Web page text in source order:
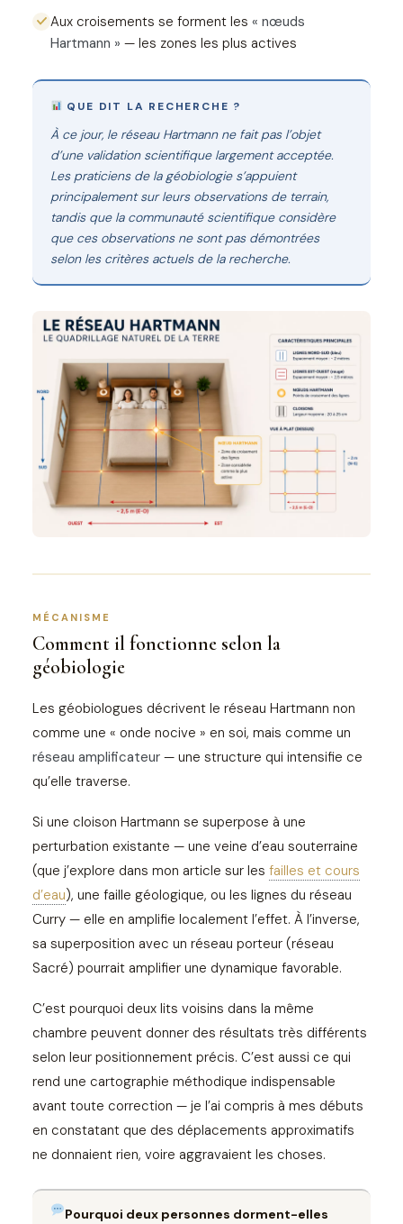
Aux croisements se forment les « nœuds
Hartmann » — les zones les plus actives
QUE DIT LA RECHERCHE ?
À ce jour, le réseau Hartmann ne fait pas l’objet
d’une validation scientifique largement acceptée.
Les praticiens de la géobiologie s’appuient
principalement sur leurs observations de terrain,
tandis que la communauté scientifique considère
que ces observations ne sont pas démontrées
selon les critères actuels de la recherche.
MÉCANISME
Comment il fonctionne selon la
géobiologie
Les géobiologues décrivent le réseau Hartmann non
comme une « onde nocive » en soi, mais comme un
réseau amplificateur — une structure qui intensifie ce
qu’elle traverse.
Si une cloison Hartmann se superpose à une
perturbation existante — une veine d’eau souterraine
(que j’explore dans mon article sur les failles et cours
d’eau), une faille géologique, ou les lignes du réseau
Curry — elle en amplifie localement l’effet. À l’inverse,
sa superposition avec un réseau porteur (réseau
Sacré) pourrait amplifier une dynamique favorable.
C’est pourquoi deux lits voisins dans la même
chambre peuvent donner des résultats très différents
selon leur positionnement précis. C’est aussi ce qui
rend une cartographie méthodique indispensable
avant toute correction — je l’ai compris à mes débuts
en constatant que des déplacements approximatifs
ne donnaient rien, voire aggravaient les choses.
Pourquoi deux personnes dorment-elles